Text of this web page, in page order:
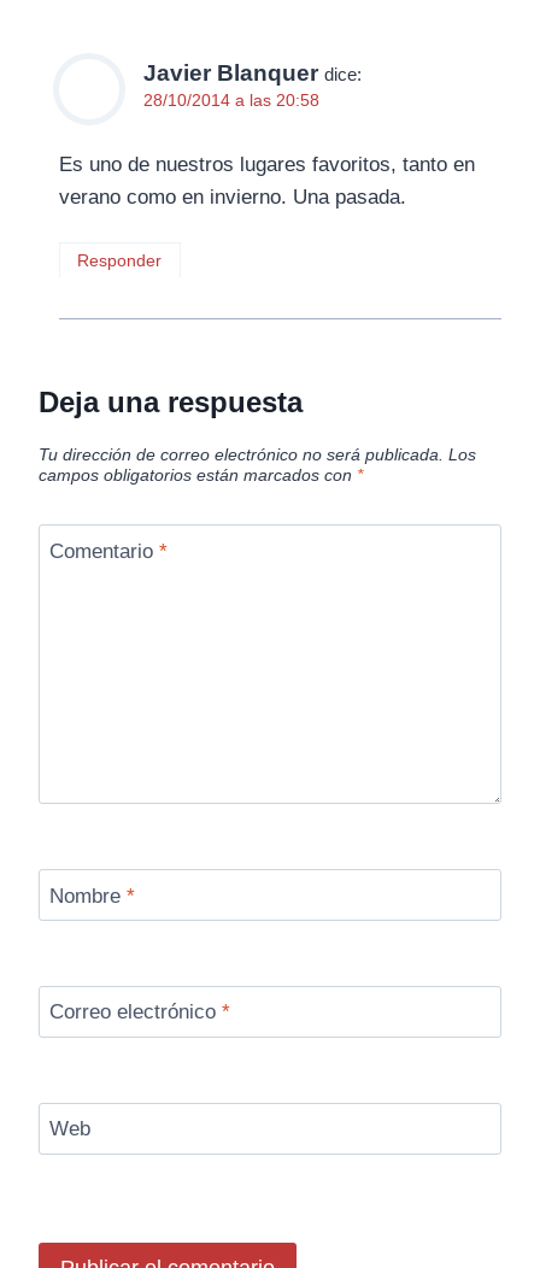
Javier Blanquer dice:
28/10/2014 a las 20:58
Es uno de nuestros lugares favoritos, tanto en
verano como en invierno. Una pasada.
Responder
Deja una respuesta
Tu dirección de correo electrónico no será publicada. Los
campos obligatorios están marcados con *
Comentario *
Nombre *
Correo electrónico *
Web